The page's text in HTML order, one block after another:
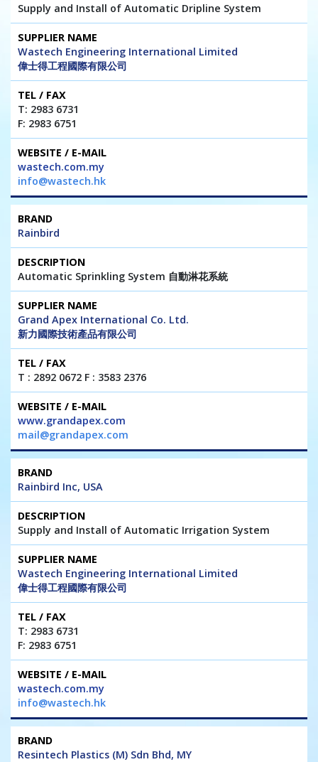
Supply and Install of Automatic Dripline System
Wastech Engineering International Limited
偉士得工程國際有限公司
T: 2983 6731
F: 2983 6751
wastech.com.my
info@wastech.hk
Rainbird
Automatic Sprinkling System 自動淋花系統
Grand Apex International Co. Ltd.
新力國際技術產品有限公司
T : 2892 0672 F : 3583 2376
www.grandapex.com
mail@grandapex.com
Rainbird Inc, USA
Supply and Install of Automatic Irrigation System
Wastech Engineering International Limited
偉士得工程國際有限公司
T: 2983 6731
F: 2983 6751
wastech.com.my
info@wastech.hk
Resintech Plastics (M) Sdn Bhd, MY